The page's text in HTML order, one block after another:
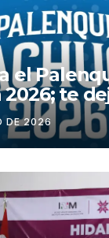
el
2026; te
precios
DE 2026